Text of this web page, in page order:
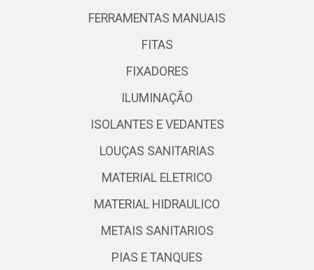
FERRAMENTAS MANUAIS
FITAS
FIXADORES
ILUMINAÇÃO
ISOLANTES E VEDANTES
LOUÇAS SANITARIAS
MATERIAL ELETRICO
MATERIAL HIDRAULICO
METAIS SANITARIOS
PIAS E TANQUES